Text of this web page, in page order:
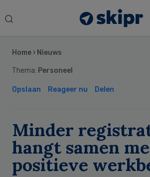
Search
Home › Nieuws
Thema: Personeel
Opslaan Reageer nu Delen
Minder
hangt samen
positieve
Sidebar